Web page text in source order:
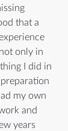
that a
only in
I did in
my own
and
years